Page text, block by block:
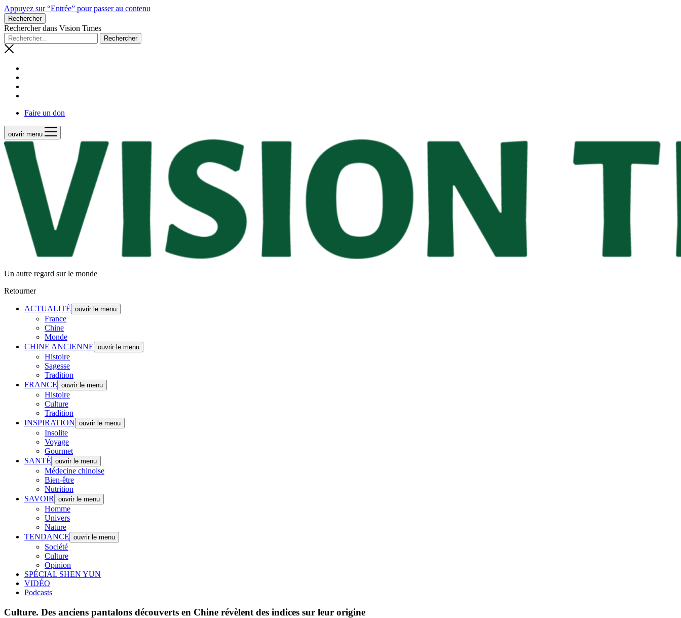
Appuyez sur “Entrée” pour passer au contenu
Rechercher
Rechercher dans Vision Times
Faire un don
ouvrir menu
Un autre regard sur le monde
Retourner
ACTUALITÉ ouvrir le menu
France
Chine
Monde
CHINE ANCIENNE ouvrir le menu
Histoire
Sagesse
Tradition
FRANCE ouvrir le menu
Histoire
Culture
Tradition
INSPIRATION ouvrir le menu
Insolite
Voyage
Gourmet
SANTÉ ouvrir le menu
Médecine chinoise
Bien-être
Nutrition
SAVOIR
ouvrir le menu
Homme
Univers
Nature
TENDANCE ouvrir le menu
Société
Culture
Opinion
SPÉCIAL SHEN YUN
VIDÉO
Podcasts
Culture. Des anciens pantalons découverts en Chine révèlent des indices sur leur origine